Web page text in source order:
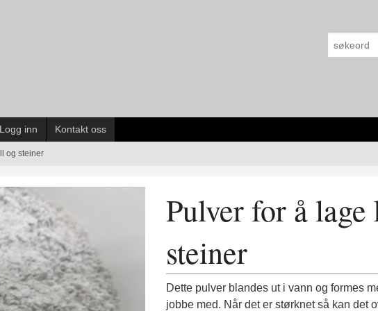
Logg inn Kontakt oss
og steiner
Pulver for å
steiner
Dette pulver blandes ut i vann og formes
jobbe med. Når det er størknet så kan det